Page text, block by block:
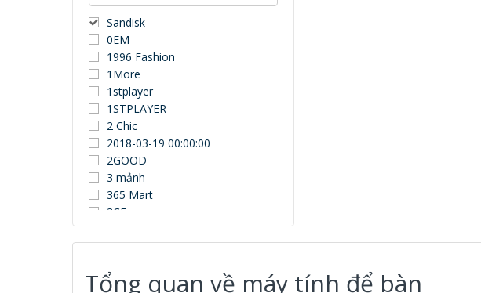
Sandisk
0EM
1996 Fashion
1More
1stplayer
1STPLAYER
2 Chic
2018-03-19 00:00:00
2GOOD
3 mảnh
365 Mart
3CE
3Dconnexion
3DUN
3M
Tổng quan về máy tính để bàn